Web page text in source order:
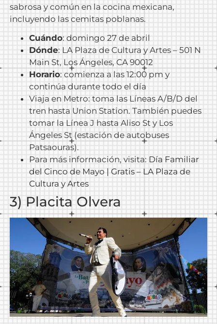
sabrosa y común en la cocina mexicana,
incluyendo las cemitas poblanas.
Cuándo: domingo 27 de abril
Dónde: LA Plaza de Cultura y Artes – 501 N
Main St, Los Ángeles, CA 90012
Horario: comienza a las 12:00 pm y
continúa durante todo el día
Viaja en Metro: toma las Líneas A/B/D del
tren hasta Union Station. También puedes
tomar la Línea J hasta Aliso St y Los
Ángeles St (estación de autobuses
Patsaouras).
Para más información, visita: Día Familiar
del Cinco de Mayo | Gratis – LA Plaza de
Cultura y Artes
3) Placita Olvera